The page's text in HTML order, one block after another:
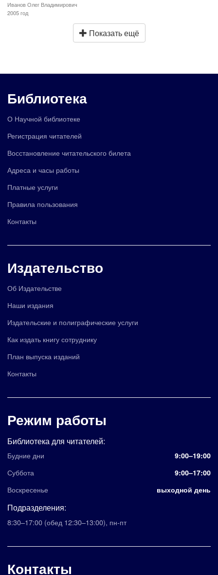
Иванов Олег Владимирович
2005 год
Показать ещё
Библиотека
О Научной библиотеке
Регистрация читателей
Восстановление читательского билета
Адреса и часы работы
Платные услуги
Правила пользования
Контакты
Издательство
Об Издательстве
Наши издания
Издательские и полиграфические услуги
Как издать книгу сотруднику
План выпуска изданий
Контакты
Режим работы
Библиотека для читателей:
Будние дни 9:00–19:00
Суббота 9:00–17:00
Воскресенье выходной день
Подразделения:
8:30–17:00 (обед 12:30–13:00), пн-пт
Контакты